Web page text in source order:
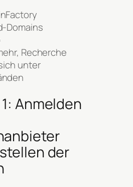
Domains
Recherche
unter
Anmelden
der